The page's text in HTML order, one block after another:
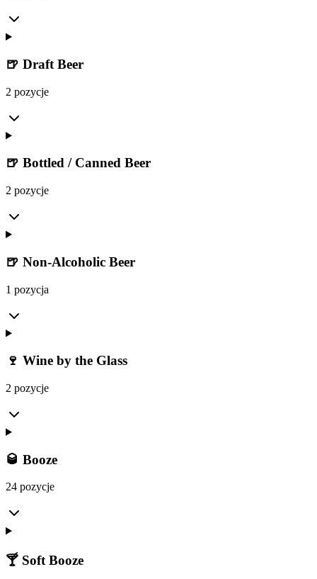
🍺 Draft Beer
2 pozycje
🍺 Bottled / Canned Beer
2 pozycje
🍺 Non-Alcoholic Beer
1 pozycja
🍷 Wine by the Glass
2 pozycje
🥃 Booze
24 pozycje
🍸 Soft Booze